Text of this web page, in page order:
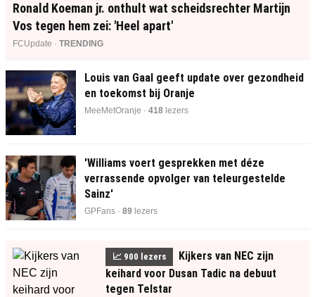
Ronald Koeman jr. onthult wat scheidsrechter Martijn
Vos tegen hem zei: 'Heel apart'
FCUpdate · TRENDING
Louis van Gaal geeft update over gezondheid
en toekomst bij Oranje
MeeMetOranje · 415 lezers
'Williams voert gesprekken met déze
verrassende opvolger van teleurgestelde
Sainz'
GPFans · 89 lezers
📈 901 lezers
Kijkers van NEC zijn
keihard voor Dusan Tadic na debuut
tegen Telstar